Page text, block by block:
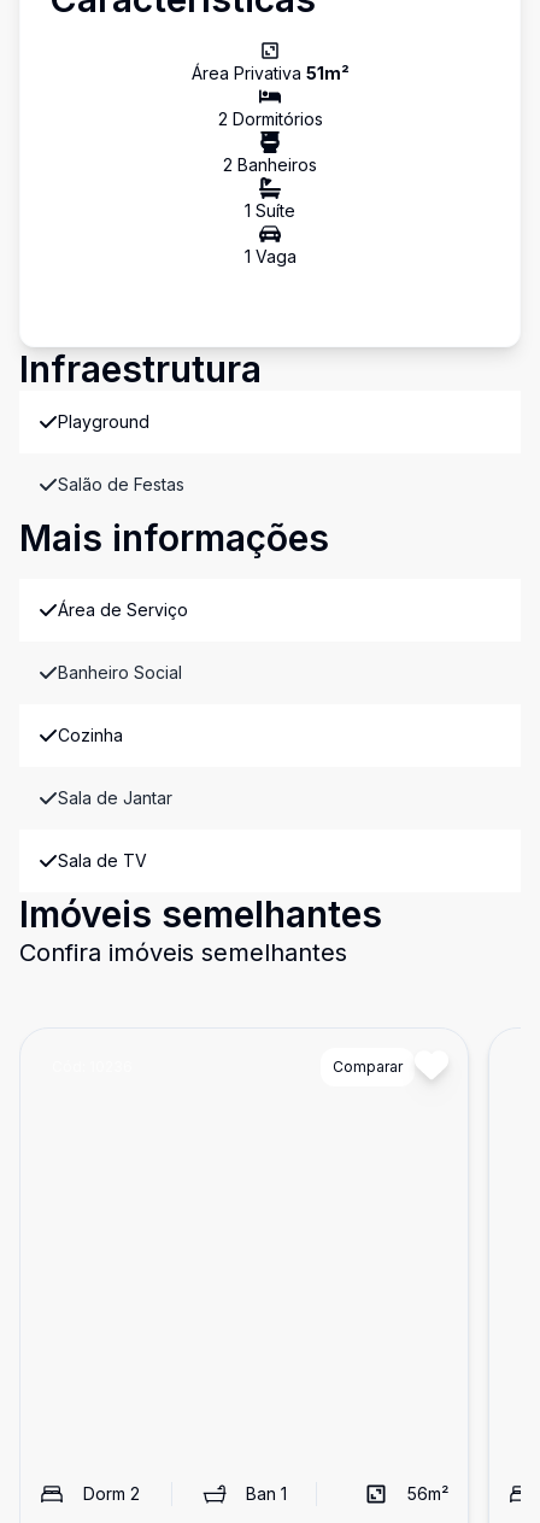
Área Privativa 51m²
2 Dormitórios
2 Banheiros
1 Suíte
1 Vaga
Infraestrutura
Playground
Salão de Festas
Mais informações
Área de Serviço
Banheiro Social
Cozinha
Sala de Jantar
Sala de TV
Imóveis semelhantes
Confira imóveis semelhantes
Comparar
Dorm 2 Ban 1 56m²